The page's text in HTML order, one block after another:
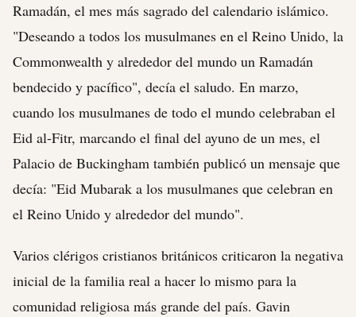
Ramadán, el mes más sagrado del calendario islámico.
"Deseando a todos los musulmanes en el Reino Unido, la
Commonwealth y alrededor del mundo un Ramadán
bendecido y pacífico", decía el saludo. En marzo,
cuando los musulmanes de todo el mundo celebraban el
Eid al-Fitr, marcando el final del ayuno de un mes, el
Palacio de Buckingham también publicó un mensaje que
decía: "Eid Mubarak a los musulmanes que celebran en
el Reino Unido y alrededor del mundo".
Varios clérigos cristianos británicos criticaron la negativa
inicial de la familia real a hacer lo mismo para la
comunidad religiosa más grande del país. Gavin